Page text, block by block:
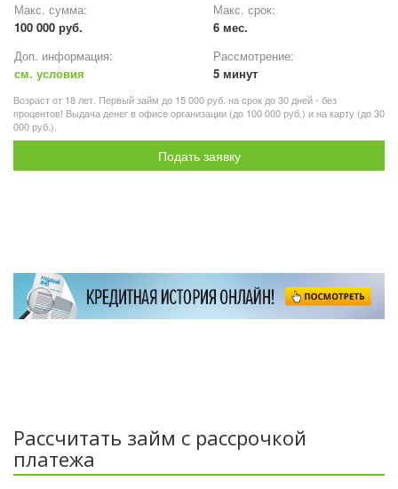
Макс. сумма:
100 000 руб.
Макс. срок:
6 мес.
Доп. информация:
см. условия
Рассмотрение:
5 минут
Возраст от 18 лет. Первый займ до 15 000 руб. на срок до 30 дней - без
процентов! Выдача денег в офисе организации (до 100 000 руб.) и на карту (до 30
000 руб.).
Подать заявку
Рассчитать займ с рассрочкой
платежа